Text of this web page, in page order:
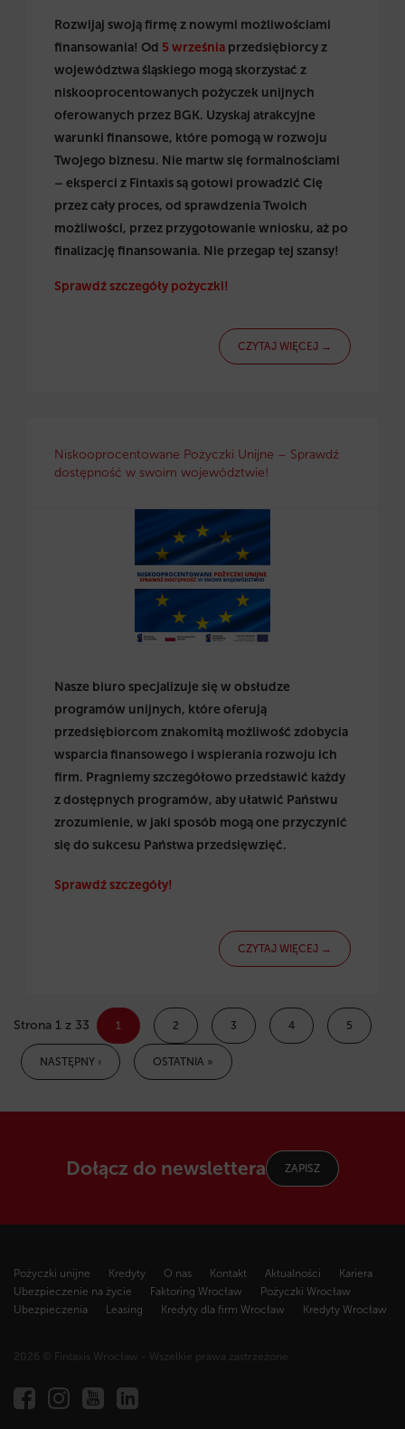
Rozwijaj swoją firmę z nowymi możliwościami
finansowania! Od 5 września przedsiębiorcy z
województwa śląskiego mogą skorzystać z
niskooprocentowanych pożyczek unijnych
oferowanych przez BGK. Uzyskaj atrakcyjne
warunki finansowe, które pomogą w rozwoju
Twojego biznesu. Nie martw się formalnościami
– eksperci z Fintaxis są gotowi prowadzić Cię
przez cały proces, od sprawdzenia Twoich
możliwości, przez przygotowanie wniosku, aż po
finalizację finansowania. Nie przegap tej szansy!
Sprawdź szczegóły pożyczki!
CZYTAJ WIĘCEJ →
Niskooprocentowane Pożyczki Unijne – Sprawdź
dostępność w swoim województwie!
Nasze biuro specjalizuje się w obsłudze
programów unijnych, które oferują
przedsiębiorcom znakomitą możliwość zdobycia
wsparcia finansowego i wspierania rozwoju ich
firm. Pragniemy szczegółowo przedstawić każdy
z dostępnych programów, aby ułatwić Państwu
zrozumienie, w jaki sposób mogą one przyczynić
się do sukcesu Państwa przedsięwzięć.
Sprawdź szczegóły!
CZYTAJ WIĘCEJ →
Strona 1 z 33 1 2 3 4 5
NASTĘPNY › OSTATNIA »
Dołącz do newslettera ZAPISZ
Pożyczki unijne Kredyty O nas Kontakt Aktualności
Kariera
Ubezpieczenie na życie
Faktoring Wrocław
Pożyczki Wrocław
Ubezpieczenia
Leasing Kredyty dla firm Wrocław Kredyty Wrocław
2026 © Fintaxis Wrocław - Wszelkie prawa zastrzeżone